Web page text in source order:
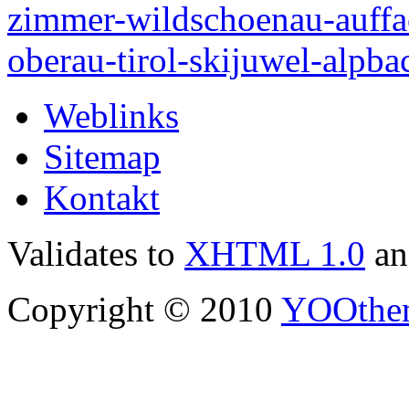
Weblinks
Sitemap
Kontakt
Validates to XHTML 1.0
Copyright © 2010